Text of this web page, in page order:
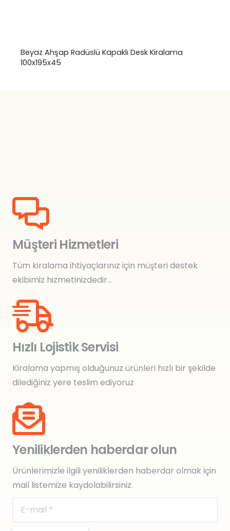
Beyaz Ahşap Radüslü Kapaklı Desk Kiralama
100x195x45
Müşteri Hizmetleri
Tüm kiralama ihtiyaçlarınız için müşteri destek
ekibimiz hizmetinizdedir…
Hızlı Lojistik Servisi
Kiralama yapmış olduğunuz ürünleri hızlı bir şekilde
dilediğiniz yere teslim ediyoruz
Yeniliklerden haberdar olun
Ürünlerimizle ilgili yeniliklerden haberdar olmak için
mail listemize kaydolabilirsiniz.